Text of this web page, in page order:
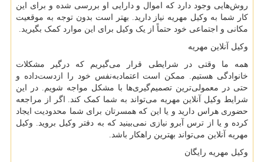
روش‌هایی وجود دارد که اموال و دارایی او بررسی شده و برای این
کار شما به وکیل مهریه نیاز دارید. بهتر است بدون توجه به موقعیت
مکانی و اجتماعی خود حتماً از یک وکیل برای این موارد کمک بگیرید.
وکیل آنلاین مهریه
همه ما وقتی در شرایطی قرار می‌گیریم که درگیر مشکلات
خانوادگی هستیم. ممکن است اعتمادبه‌نفس خود را ازدست‌داده و
حتی در معمولی‌ترین تصمیم‌گیری‌ها با مشکل مواجه شویم. در این
شرایط وکیل آنلاین مهریه می‌تواند به شما کمک کند. اگر از مراجعه
حضوری هراس دارید و یا این که همسرتان برای شما محدودیت ایجاد
کرده و یا از ترس آبرو نیازی نمی‌بینید که به دفتر وکیل بروید. وکیل
مهریه آنلاین می‌تواند بهترین راهکار باشد.
وکیل مهریه رایگان